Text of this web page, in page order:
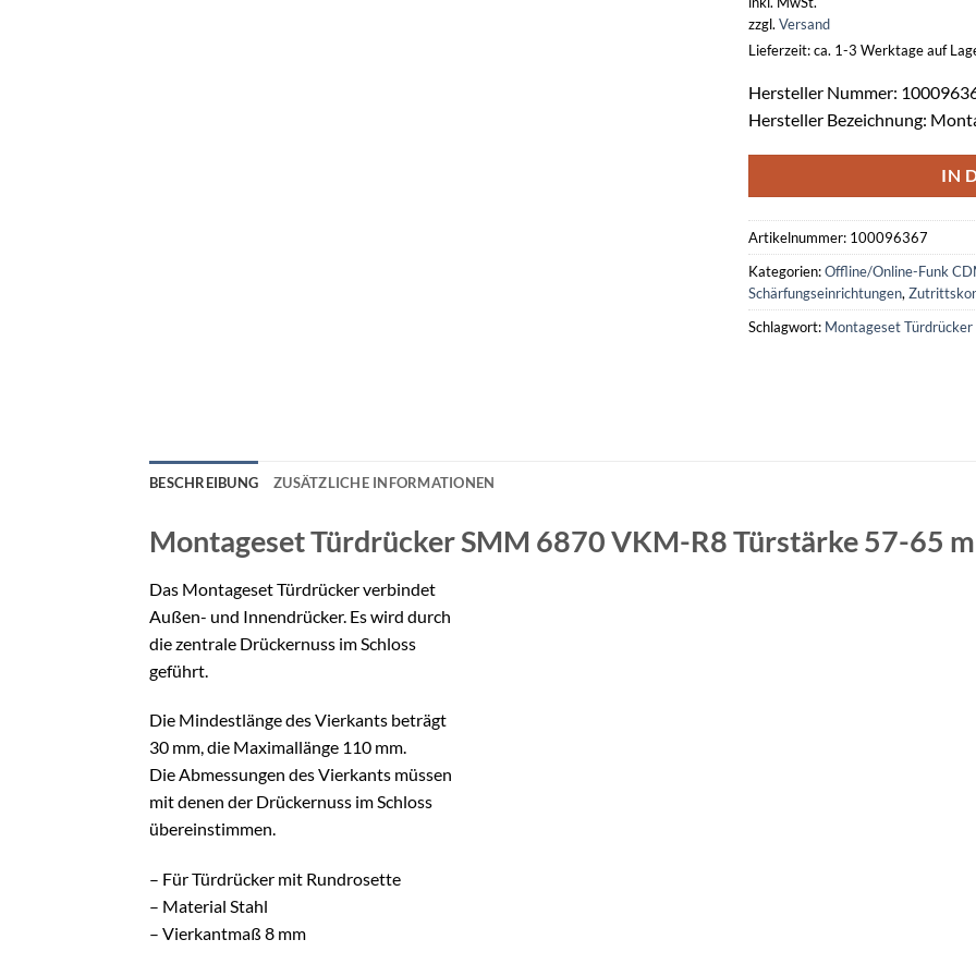
zzgl. Versand
Lieferzeit: ca. 1-3 Werktage auf
Hersteller Nummer:
Hersteller Bezeichnung:
IN
Artikelnummer: 100096367
Kategorien:Offline/Online-Funk
Schärfungseinrichtungen,
Schlagwort: Montageset
BESCHREIBUNG ZUSÄTZLICHE INFORMATIONEN
Montageset TürdrückerSMM 6870 VKM-R8 Türstärke 57-65
Das Montageset Türdrücker verbindet
Außen- und Innendrücker. Es wird durch
die zentrale Drückernuss im Schloss
geführt.
Die Mindestlänge des Vierkants beträgt
30 mm, die Maximallänge 110 mm.
Die Abmessungen des Vierkants müssen
mit denen der Drückernuss im Schloss
übereinstimmen.
– Für Türdrücker mit Rundrosette
– Material Stahl
– Vierkantmaß 8 mm